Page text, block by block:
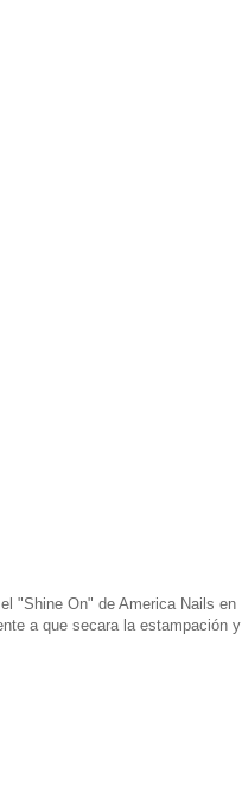
"Shine On" de America Nails en
a que secara la estampación y